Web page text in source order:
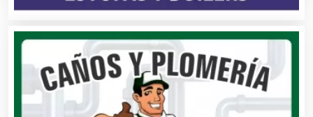
Centros de Espectáculos
Centros de Nutrición